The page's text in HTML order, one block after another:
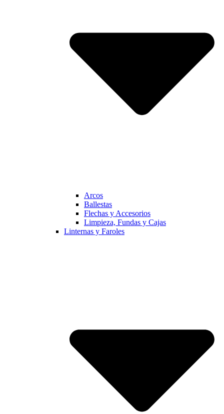
Arcos
Ballestas
Flechas y Accesorios
Limpieza, Fundas y Cajas
Linternas y Faroles